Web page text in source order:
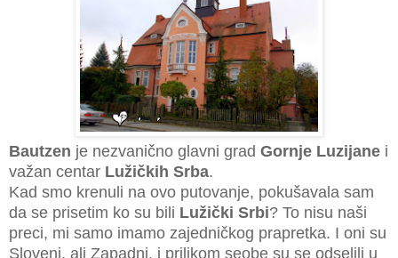
Bautzen je nezvanično glavni grad Gornje Luzijane i
važan centar Lužičkih Srba.
Kad smo krenuli na ovo putovanje, pokušavala sam
da se prisetim ko su bili Lužički Srbi? To nisu naši
preci, mi samo imamo zajedničkog prapretka. I oni su
Sloveni, ali Zapadni, i prilikom seobe su se odselili u